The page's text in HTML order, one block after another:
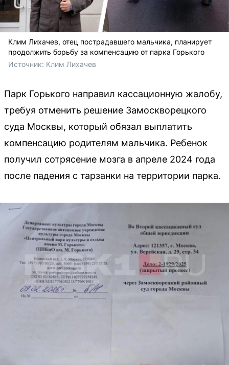
Клим Лихачев, отец пострадавшего мальчика, планирует
продолжить борьбу за компенсацию от парка Горького
Источник: Клим Лихачев
Парк Горького направил кассационную жалобу,
требуя отменить решение Замоскворецкого
суда Москвы, который обязал выплатить
компенсацию родителям мальчика. Ребенок
получил сотрясение мозга в апреле 2024 года
после падения с тарзанки на территории парка.